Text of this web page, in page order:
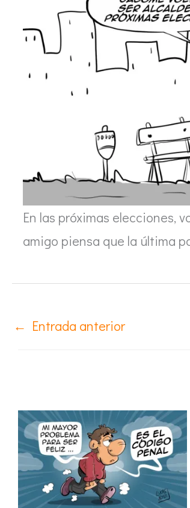
En las próximas elecciones,
amigo piensa que la última
← Entrada anterior